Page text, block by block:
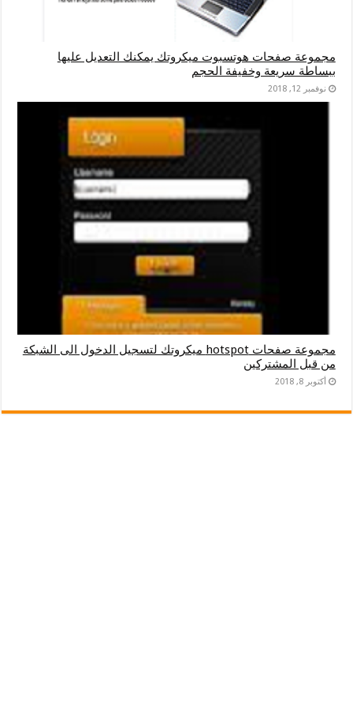
مجموعة صفحات هوتسبوت ميكروتك يمكنك التعديل عليها
ببساطة سريعة وخفيفة الحجم
نوفمبر 12, 2018
مجموعة صفحات hotspot ميكروتك لتسجيل الدخول الى الشبكة
من قبل المشتركين
أكتوبر 8, 2018